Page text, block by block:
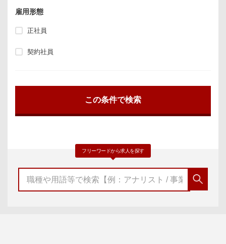
雇用形態
正社員
契約社員
フリーワードから求人を探す